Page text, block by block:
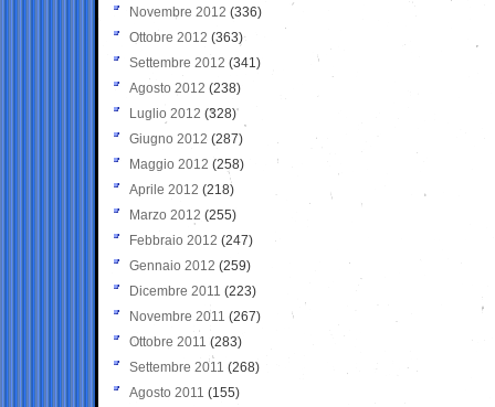
Novembre 2012 (336)
Ottobre 2012 (363)
Settembre 2012 (341)
Agosto 2012 (238)
Luglio 2012 (328)
Giugno 2012 (287)
Maggio 2012 (258)
Aprile 2012 (218)
Marzo 2012 (255)
Febbraio 2012 (247)
Gennaio 2012 (259)
Dicembre 2011 (223)
Novembre 2011 (267)
Ottobre 2011 (283)
Settembre 2011 (268)
Agosto 2011 (155)